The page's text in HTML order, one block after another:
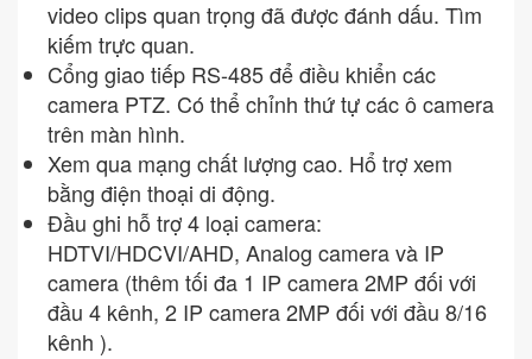
video clips quan trọng đã được đánh dấu. Tìm
kiếm trực quan.
Cổng giao tiếp RS-485 để điều khiển các
camera PTZ. Có thể chỉnh thứ tự các ô camera
trên màn hình.
Xem qua mạng chất lượng cao. Hổ trợ xem
bằng điện thoại di động.
Đầu ghi hỗ trợ 4 loại camera:
HDTVI/HDCVI/AHD, Analog camera và IP
camera (thêm tối đa 1 IP camera 2MP đối với
đầu 4 kênh, 2 IP camera 2MP đối với đầu 8/16
kênh ).